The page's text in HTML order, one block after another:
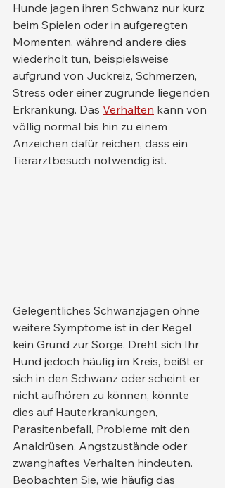
Hunde jagen ihren Schwanz nur kurz
beim Spielen oder in aufgeregten
Momenten, während andere dies
wiederholt tun, beispielsweise
aufgrund von Juckreiz, Schmerzen,
Stress oder einer zugrunde liegenden
Erkrankung. Das Verhalten kann von
völlig normal bis hin zu einem
Anzeichen dafür reichen, dass ein
Tierarztbesuch notwendig ist.
Gelegentliches Schwanzjagen ohne
weitere Symptome ist in der Regel
kein Grund zur Sorge. Dreht sich Ihr
Hund jedoch häufig im Kreis, beißt er
sich in den Schwanz oder scheint er
nicht aufhören zu können, könnte
dies auf Hauterkrankungen,
Parasitenbefall, Probleme mit den
Analdrüsen, Angstzustände oder
zwanghaftes Verhalten hindeuten.
Beobachten Sie, wie häufig das